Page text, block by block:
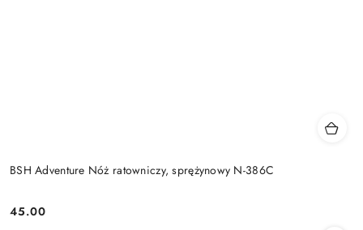
BSH Adventure Nóż ratowniczy, sprężynowy N-386C
Cena:
45.00